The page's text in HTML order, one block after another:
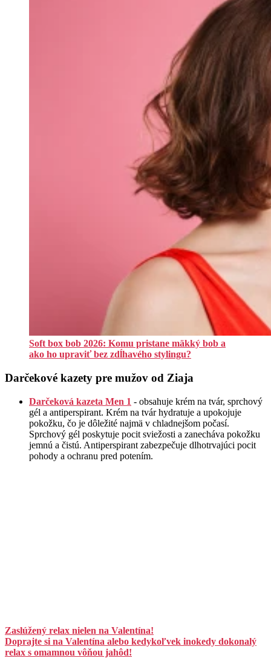
Soft box bob 2026: Komu pristane mäkký bob a
ako ho upraviť bez zdĺhavého stylingu?
Darčekové kazety pre mužov od Ziaja
Darčeková kazeta Men 1 - obsahuje krém na tvár, sprchový
gél a antiperspirant. Krém na tvár hydratuje a upokojuje
pokožku, čo je dôležité najmä v chladnejšom počasí.
Sprchový gél poskytuje pocit sviežosti a zanecháva pokožku
jemnú a čistú. Antiperspirant zabezpečuje dlhotrvajúci pocit
pohody a ochranu pred potením.
Zaslúžený relax nielen na Valentína!
Doprajte si na Valentína alebo kedykoľvek inokedy dokonalý
relax s omamnou vôňou jahôd!